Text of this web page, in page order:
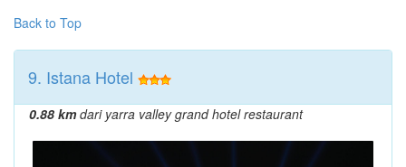
Back to Top
9. Istana Hotel
0.88 kmdari yarra valley grand hotel restaurant